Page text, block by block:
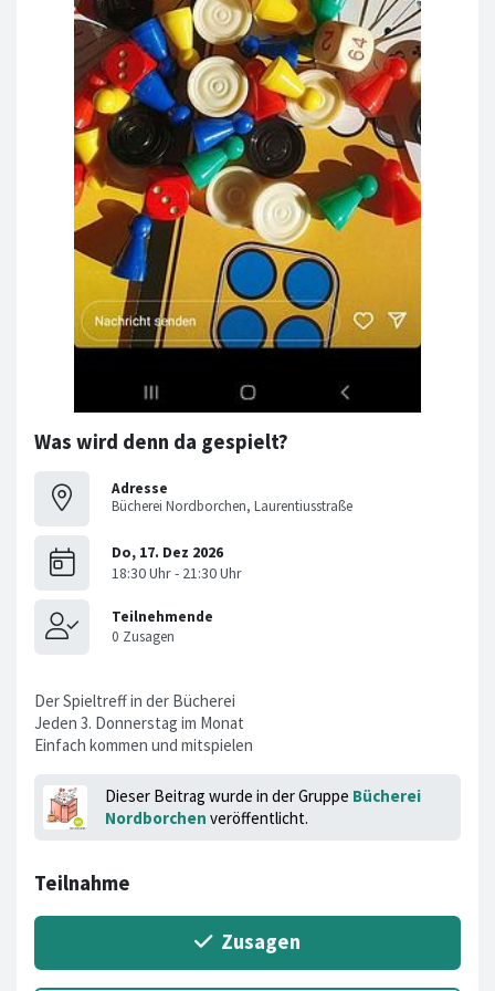
Was wird denn da gespielt?
Adresse
Bücherei Nordborchen, Laurentiusstraße
Der Spieltreff in der Bücherei
Jeden 3. Donnerstag im Monat
Einfach kommen und mitspielen
Dieser Beitrag wurde in der Gruppe Bücherei
Nordborchen veröffentlicht.